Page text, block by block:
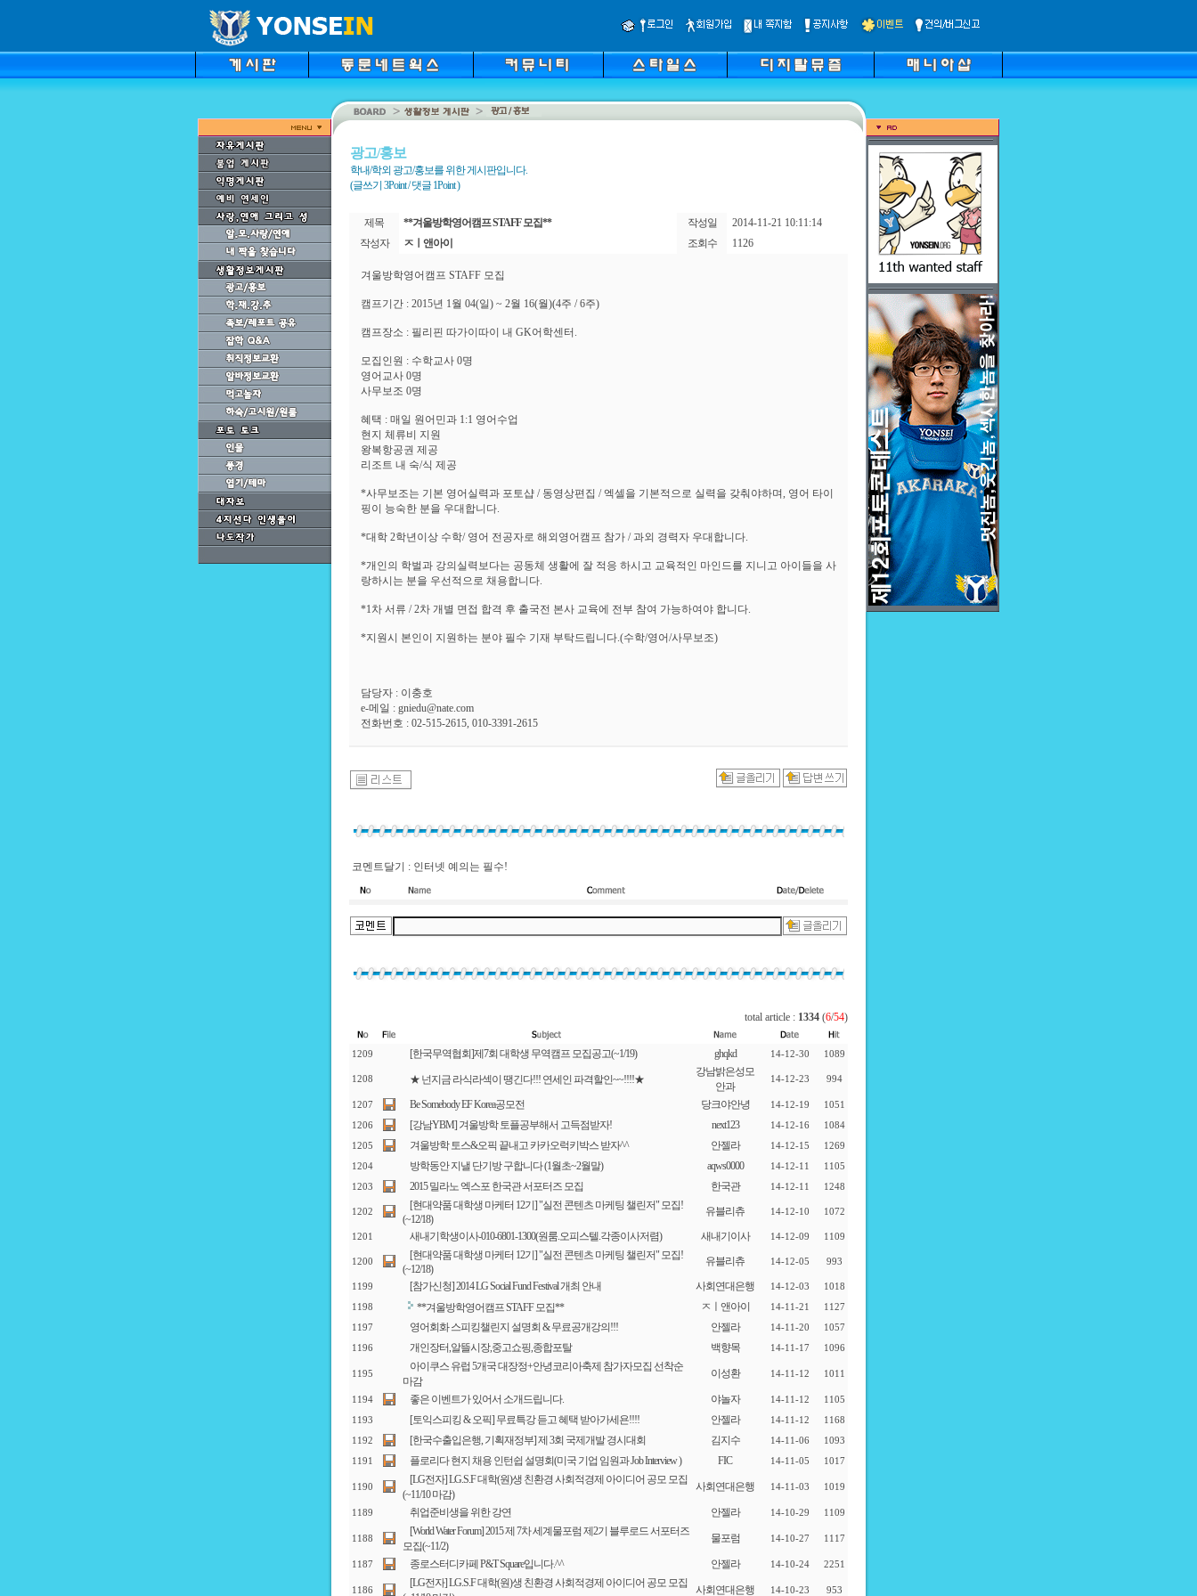
광고/홍보
학내/학외 광고/홍보를 위한 게시판입니다.
(글쓰기 3Point / 댓글 1Point )
제목 **겨울방학영어캠프 STAFF 모집** 작성일
2014-11-21 10:11:14
작성자
ㅈㅣ앤아이 조회수 1126
겨울방학영어캠프 STAFF 모집
캠프기간 : 2015년 1월 04(일) ~ 2월 16(월)(4주 / 6주)
캠프장소 : 필리핀 따가이따이 내 GK어학센터.
모집인원 : 수학교사 0명
영어교사 0명
사무보조 0명
혜택 : 매일 원어민과 1:1 영어수업
현지 체류비 지원
왕복항공권 제공
리조트 내 숙/식 제공
*사무보조는 기본 영어실력과 포토샵 / 동영상편집 / 엑셀을 기본적으로 실력을 갖춰야하며, 영어 타이
핑이 능숙한 분을 우대합니다.
*대학 2학년이상 수학/ 영어 전공자로 해외영어캠프 참가 / 과외 경력자 우대합니다.
*개인의 학벌과 강의실력보다는 공동체 생활에 잘 적응 하시고 교육적인 마인드를 지니고 아이들을 사
랑하시는 분을 우선적으로 채용합니다.
*1차 서류 / 2차 개별 면접 합격 후 출국전 본사 교육에 전부 참여 가능하여야 합니다.
*지원시 본인이 지원하는 분야 필수 기재 부탁드립니다.(수학/영어/사무보조)
담당자 : 이충호
e-메일 : gniedu@nate.com
전화번호 : 02-515-2615, 010-3391-2615
코멘트달기 : 인터넷 예의는 필수!
total article : 1334 (6/54)
1209 [한국무역협회]제7회 대학생 무역캠프 모집공고(~1/19) ghqkd 14-12-30 1089
1208 ★ 넌지금 라식라섹이 땡긴다!!! 연세인 파격할인~~!!!!★
강남밝은성모
안과
14-12-23 994
1207 Be Somebody EF Korea공모전 당크야안녕 14-12-19 1051
1206 [강남YBM] 겨울방학 토플공부해서 고득점받자! next123 14-12-16 1084
1205 겨울방학 토스&오픽 끝내고 카카오럭키박스 받자^^ 안젤라 14-12-15 1269
1204 방학동안 지낼 단기방 구합니다 (1월초~2월말) aqws0000 14-12-11 1105
1203 2015 밀라노 엑스포 한국관 서포터즈 모집 한국관 14-12-11 1248
1202
[현대약품 대학생 마케터 12기] "실전 콘텐츠 마케팅 챌린저" 모집!
(~12/18)
유블리츄 14-12-10 1072
1201 새내기학생이사-010-6801-1300(원룸.오피스텔.각종이사저렴) 새내기이사 14-12-09 1109
1200
[현대약품 대학생 마케터 12기] "실전 콘텐츠 마케팅 챌린저" 모집!
(~12/18)
유블리츄 14-12-05 993
1199 [참가신청] 2014 LG Social Fund Festival 개최 안내 사회연대은행 14-12-03 1018
1198 **겨울방학영어캠프 STAFF 모집** ㅈㅣ앤아이 14-11-21 1127
1197 영어회화 스피킹챌린지 설명회 & 무료공개강의!!! 안젤라 14-11-20 1057
1196 개인장터,알뜰시장,중고쇼핑,종합포탈 백향목 14-11-17 1096
1195
아이쿠스 유럽 5개국 대장정+안녕코리아축제 참가자모집 선착순
마감
이성환 14-11-12 1011
1194 좋은 이벤트가 있어서 소개드립니다. 야놀자 14-11-12 1105
1193 [토익스피킹 & 오픽] 무료특강 듣고 혜택 받아가세욘!!!! 안젤라 14-11-12 1168
1192 [한국수출입은행, 기획재정부] 제 3회 국제개발 경시대회 김지수 14-11-06 1093
1191 플로리다 현지 채용 인턴쉽 설명회(미국 기업 임원과 Job Interview ) FIC 14-11-05 1017
1190
[LG전자] LG.S.F 대학(원)생 친환경 사회적경제 아이디어 공모 모집
(~11/10 마감)
사회연대은행 14-11-03 1019
1189 취업준비생을 위한 강연 안젤라 14-10-29 1109
1188
[World Water Forum] 2015 제 7차 세계물포럼 제2기 블루로드 서포터즈
모집(~11/2)
물포럼 14-10-27 1117
1187 종로스터디카페 P&T Square입니다.^^ 안젤라 14-10-24 2251
1186
[LG전자] LG.S.F 대학(원)생 친환경 사회적경제 아이디어 공모 모집
사회연대은행 14-10-23 953